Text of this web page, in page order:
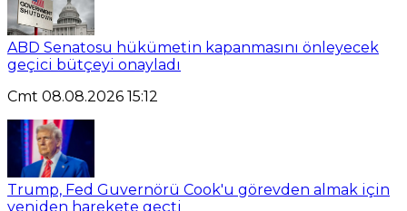
ABD Senatosu hükümetin kapanmasını önleyecek
geçici bütçeyi onayladı
Cmt 08.08.2026 15:12
Trump, Fed Guvernörü Cook'u görevden almak için
yeniden harekete geçti